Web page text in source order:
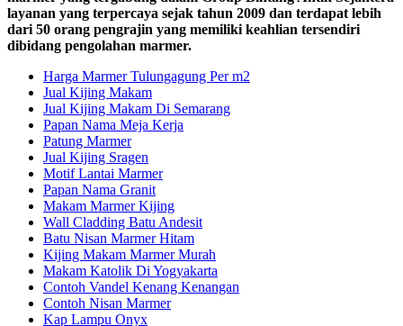
layanan yang terpercaya sejak tahun 2009 dan terdapat lebih
dari 50 orang pengrajin yang memiliki keahlian tersendiri
dibidang pengolahan marmer.
Harga Marmer Tulungagung Per m2
Jual Kijing Makam
Jual Kijing Makam Di Semarang
Papan Nama Meja Kerja
Patung Marmer
Jual Kijing Sragen
Motif Lantai Marmer
Papan Nama Granit
Makam Marmer Kijing
Wall Cladding Batu Andesit
Batu Nisan Marmer Hitam
Kijing Makam Marmer Murah
Makam Katolik Di Yogyakarta
Contoh Vandel Kenang Kenangan
Contoh Nisan Marmer
Kap Lampu Onyx